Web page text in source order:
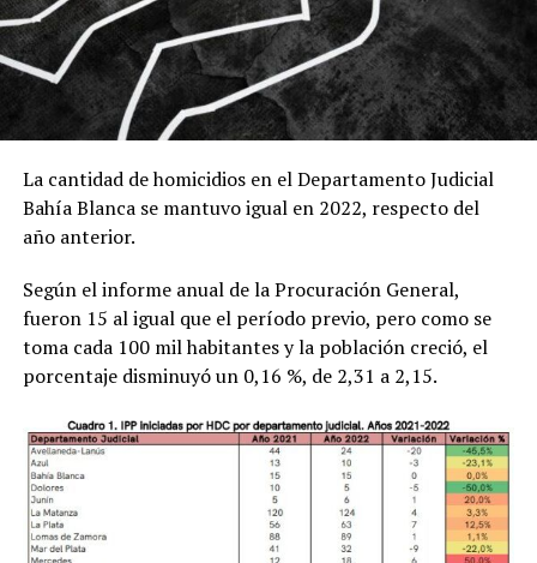
La cantidad de homicidios en el Departamento Judicial
Bahía Blanca se mantuvo igual en 2022, respecto del
año anterior.
Según el informe anual de la Procuración General,
fueron 15 al igual que el período previo, pero como se
toma cada 100 mil habitantes y la población creció, el
porcentaje disminuyó un 0,16 %, de 2,31 a 2,15.